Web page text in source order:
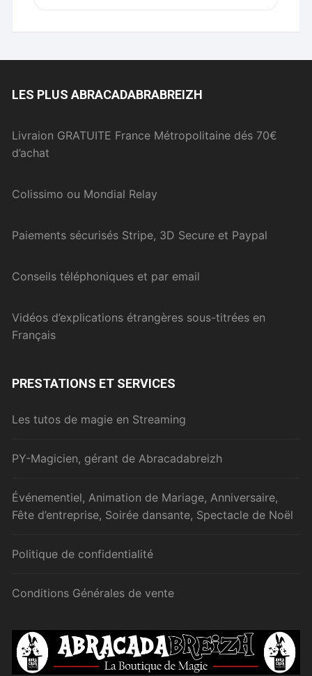
LES PLUS ABRACADABRABREIZH
Livraion GRATUITE France Métropolitaine dés 70€
d’achat
Colissimo ou Mondial Relay
Paiements sécurisés Stripe, 3D Secure et Paypal
Conseils téléphoniques et par email
Vidéos d’explications étrangères sous-titrées en
Français
PRESTATIONS ET SERVICES
Les tutos de magie en Streaming
PY-Magicien, gérant de Abracadabreizh
Événementiel, Animation de Mariage, Anniversaire,
Fête d’entreprise, Soirée dansante, Spectacle de Noël
Politique de confidentialité
Conditions Générales de vente